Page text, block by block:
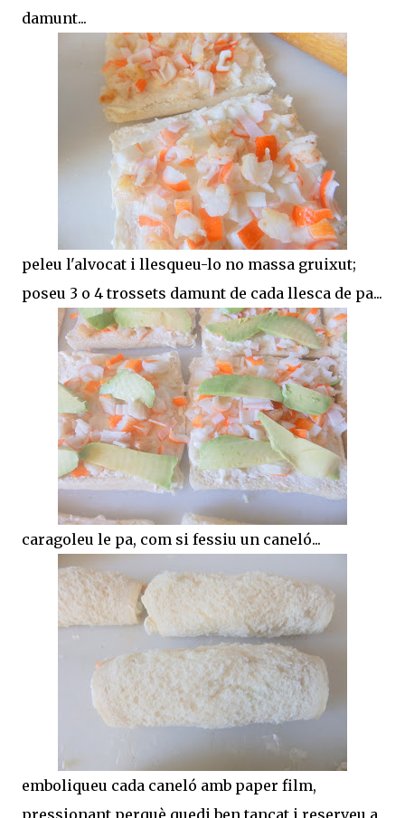
damunt...
peleu l'alvocat i llesqueu-lo no massa gruixut;
poseu 3 o 4 trossets damunt de cada llesca de pa...
caragoleu le pa, com si fessiu un caneló...
emboliqueu cada caneló amb paper film,